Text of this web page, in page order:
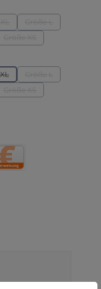
nicht verfügbar.)
ist zurzeit nicht
(Diese Option ist zurzeit
nicht verfügbar.)
Option ist zurzeit nicht
(Diese Option ist
nicht verfügbar.)
ist zurzeit nicht
(Diese Option ist zurzeit